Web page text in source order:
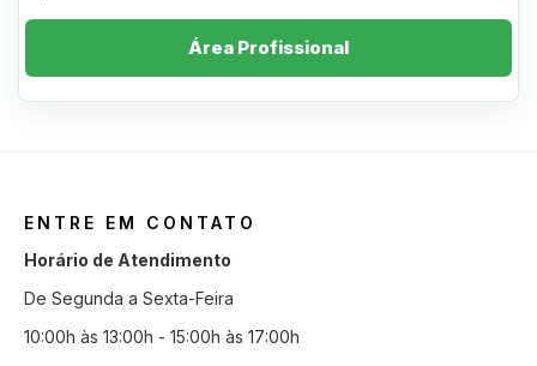
Área Profissional
ENTRE EM CONTATO
Horário de Atendimento
De Segunda a Sexta-Feira
10:00h às 13:00h - 15:00h às 17:00h